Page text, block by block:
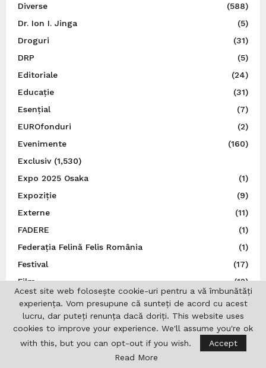
Diverse
(588)
Dr. Ion I. Jinga
(5)
Droguri
(31)
DRP
(5)
Editoriale
(24)
Educație
(31)
Esențial
(7)
EUROfonduri
(2)
Evenimente
(160)
Exclusiv(1,530)
Expo 2025 Osaka
(1)
Expoziție
(9)
Externe
(11)
FADERE
(1)
Federația Felină Felis România
(1)
Festival
(17)
Film
(12)
Franța
Germania
(236)
Guvernul României
(4)
(16)
Acest site web folosește cookie-uri pentru a vă îmbunătăți
experiența. Vom presupune că sunteți de acord cu acest
lucru, dar puteți renunța dacă doriți. This website uses
cookies to improve your experience. We'll assume you're ok
with this, but you can opt-out if you wish.
Accept
Read More